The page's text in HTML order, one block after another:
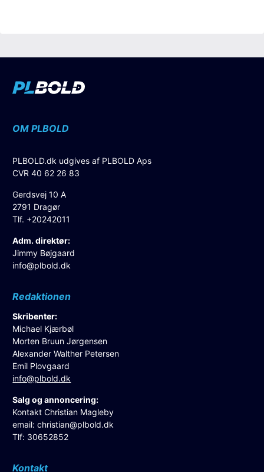
OM PLBOLD
PLBOLD.dk udgives af PLBOLD Aps
CVR 40 62 26 83
Gerdsvej 10 A
2791 Dragør
Tlf. +20242011
Adm. direktør:
Jimmy Bøjgaard
info@plbold.dk
Redaktionen
Skribenter:
Michael Kjærbøl
Morten Bruun Jørgensen
Alexander Walther Petersen
Emil Plovgaard
info@plbold.dk
Salg og annoncering:
Kontakt Christian Magleby
email:christian@plbold.dk
Tlf: 30652852
Kontakt